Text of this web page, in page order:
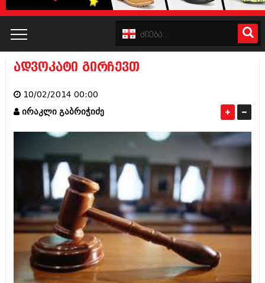
პოლიტიკა
ინტერვიუები
ამბები
საზოგადოება
მოდი, ვილაპარაკოთ
კატალოგი
საზოგადოება
მოდი, ვილაპარაკოთ
მოდა + დიზაინი
რელიგია
მედიცინა
ადვოკატი გირჩევთ
10/02/2014 00:00
ირაკლი გაბრიჭიძე